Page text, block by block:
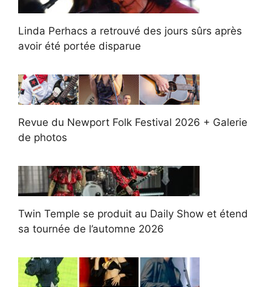
Linda Perhacs a retrouvé des jours sûrs après
avoir été portée disparue
Revue du Newport Folk Festival 2026 + Galerie
de photos
Twin Temple se produit au Daily Show et étend
sa tournée de l’automne 2026